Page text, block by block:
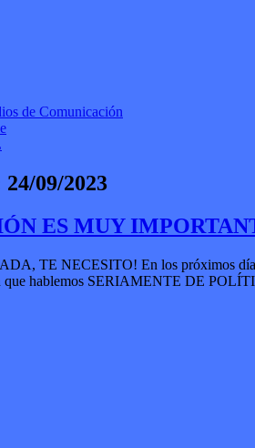
de Comunicación
24/09/2023
ES MUY
TE NECESITO! En los próximos
que hablemos SERIAMENTE DE